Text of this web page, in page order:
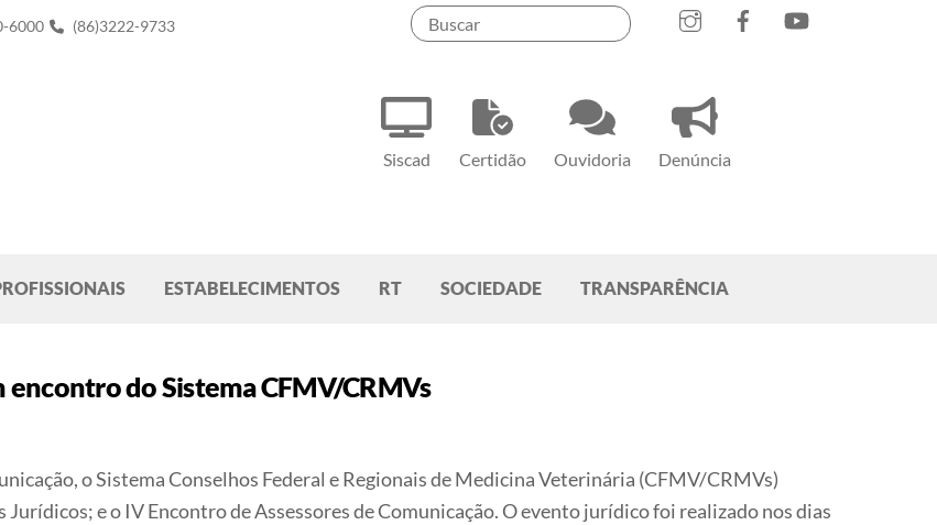
Siscad Certidão Ouvidoria Denúncia
InstagramFacebook
6000 (86)3222-9733
ESTABELECIMENTOS RT SOCIEDADE TRANSPARÊNCIA
do Sistema CFMV/CRMVs
o Sistema Conselhos Federal e Regionais de Medicina Veterinária (CFMV/CRMVs)
e o IV Encontro de Assessores de Comunicação. O evento jurídico foi realizado nos dias